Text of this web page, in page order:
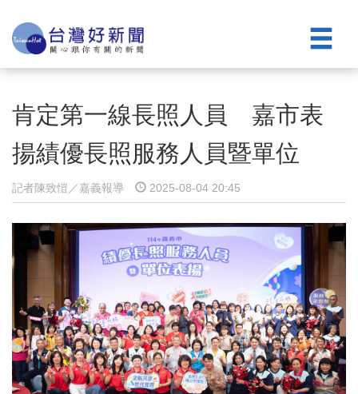
肯定第一線長照人員 嘉市表
揚績優長照服務人員暨單位
記者陳致愷／嘉義報導 2025-08-04 20:45